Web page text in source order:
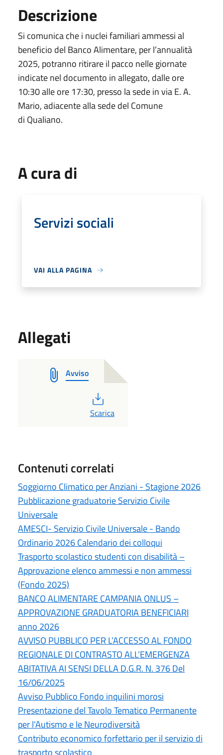
Descrizione
Si comunica che i nuclei familiari ammessi al
beneficio del Banco Alimentare, per l’annualità
2025, potranno ritirare il pacco nelle giornate
indicate nel documento in allegato, dalle ore
10:30 alle ore 17:30, presso la sede in via E. A.
Mario, adiacente alla sede del Comune
di Qualiano.
A cura di
Servizi sociali
VAI ALLA PAGINA
Allegati
Avviso
PDF
Scarica
Contenuti correlati
Soggiorno Climatico per Anziani - Stagione 2026
Pubblicazione graduatorie Servizio Civile
Universale
AMESCI- Servizio Civile Universale - Bando
Ordinario 2026 Calendario dei colloqui
Trasporto scolastico studenti con disabilità –
Approvazione elenco ammessi e non ammessi
(Fondo 2025)
BANCO ALIMENTARE CAMPANIA ONLUS –
APPROVAZIONE GRADUATORIA BENEFICIARI
anno 2026
AVVISO PUBBLICO PER L’ACCESSO AL FONDO
REGIONALE DI CONTRASTO ALL’EMERGENZA
ABITATIVA AI SENSI DELLA D.G.R. N. 376 Del
16/06/2025
Avviso Pubblico Fondo inquilini morosi
Presentazione del Tavolo Tematico Permanente
per l'Autismo e le Neurodiversità
Contributo economico forfettario per il servizio di
trasporto scolastico